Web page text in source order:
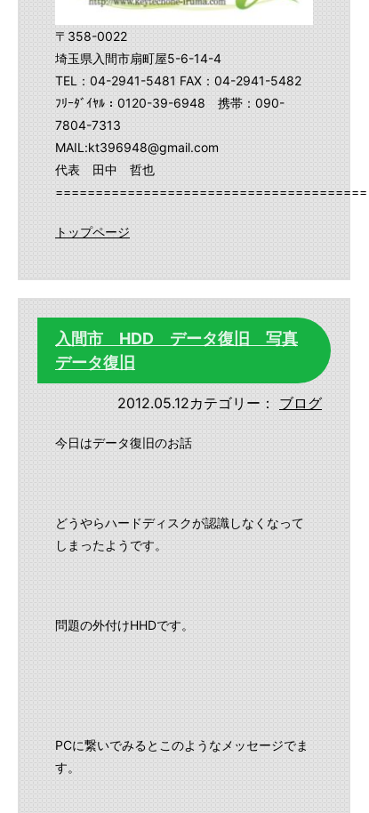
〒358-0022
埼玉県入間市扇町屋5-6-14-4
TEL：04-2941-5481 FAX：04-2941-5482
ﾌﾘｰﾀﾞｲﾔﾙ：0120-39-6948 携帯：090-
7804-7313
MAIL:kt396948@gmail.com
代表 田中 哲也
トップページ
入間市 HDD データ復旧 写真
データ復旧
2012.05.12カテゴリー： ブログ
今日はデータ復旧のお話
どうやらハードディスクが認識しなくなって
しまったようです。
問題の外付けHHDです。
PCに繋いでみるとこのようなメッセージでま
す。